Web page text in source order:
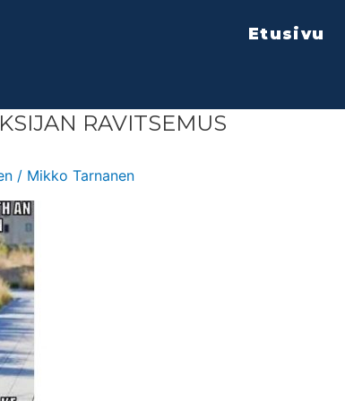
Etusivu
RAVITSEMUS
/ Mikko Tarnanen